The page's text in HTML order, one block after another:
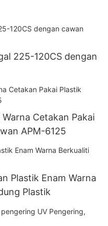
225-120CS dengan
Cetakan Pakai
APM-6125
Plastik Enam Warna
Plastik